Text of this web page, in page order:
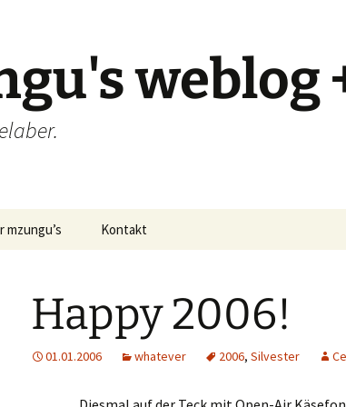
weblog
mzungu’s Kontakt
Happy 2006!
01.01.2006 whatever 2006, Silvester